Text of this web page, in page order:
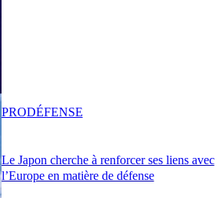
Le Japon cherche à renforcer ses liens avec
l’Europe en matière de défense
PRODÉFENSE